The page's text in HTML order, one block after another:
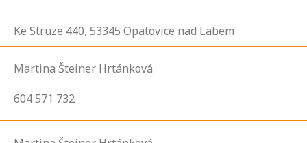
Ke Struze 440, 53345 Opatovice nad Labem
Martina Šteiner Hrtánková
604 571 732